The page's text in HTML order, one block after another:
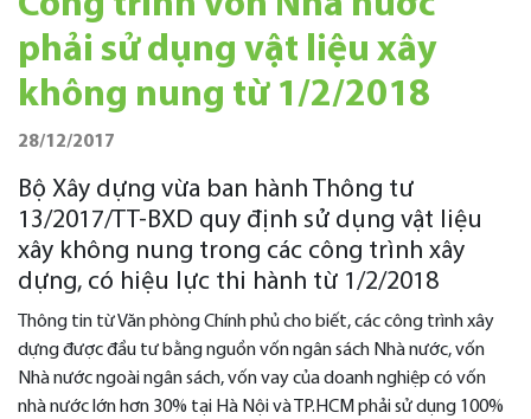
phải sử dụng vật liệu xây
không nung từ 1/2/2018
28/12/2017
Bộ Xây dựng vừa ban hành Thông tư
13/2017/TT-BXD quy định sử dụng vật liệu
xây không nung trong các công trình xây
dựng, có hiệu lực thi hành từ 1/2/2018
Thông tin từ Văn phòng Chính phủ cho biết, các công trình xây
dựng được đầu tư bằng nguồn vốn ngân sách Nhà nước, vốn
Nhà nước ngoài ngân sách, vốn vay của doanh nghiệp có vốn
nhà nước lớn hơn 30% tại Hà Nội và TP.HCM phải sử dụng 100%